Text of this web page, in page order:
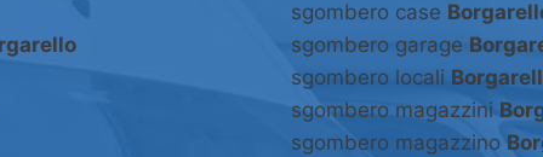
sgombero case
sgombero garage
sgombero locali
sgombero magazzini
sgombero magazzino